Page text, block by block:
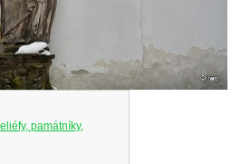
památníky,